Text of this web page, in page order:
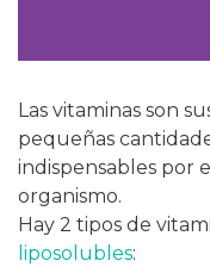
Las vitaminas son
pequeñas
indispensables por
organismo.
Hay 2 tipos de
liposolubles: